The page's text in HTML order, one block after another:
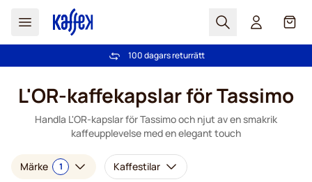
Sök Cart
Fri frakt över 499 kr
100 dagars returrätt
L'OR-kaffekapslar för Tassimo
Handla L'OR-kapslar för Tassimo och njut av en smakrik
kaffeupplevelse med en elegant touch
Märke 1 Kaffestilar